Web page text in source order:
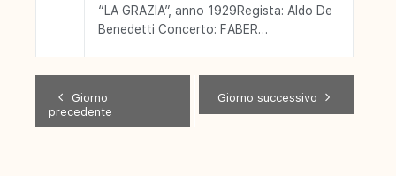
“LA GRAZIA”, anno 1929Regista: Aldo De
Benedetti Concerto: FABER
Giorno
precedente
Giorno successivo